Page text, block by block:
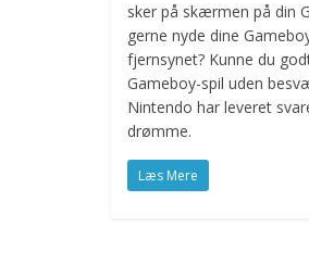
sker på skærmen på din
gerne nyde dine
fjernsynet? Kunne du
Gameboy-spil uden
Nintendo har leveret
drømme.
Læs Mere